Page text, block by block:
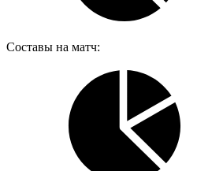
Составы на матч: